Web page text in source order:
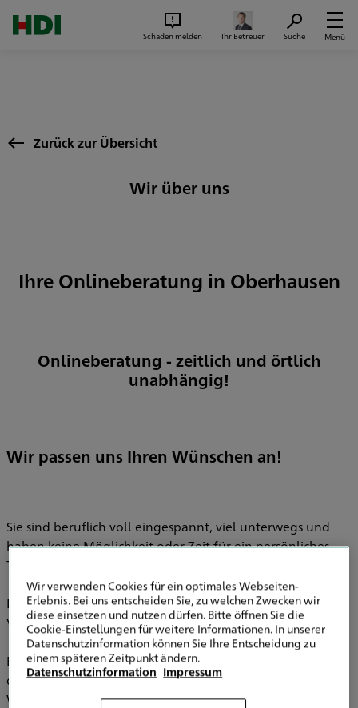
Schaden melden Ihr Betreuer Suche Menü
Zurück zur Übersicht
Wir über uns
Ihre Onlineberatung in Oberhausen
Onlineberatung - zeitlich und örtlich
unabhängig!
Wir passen uns Ihren Wünschen an!
Sie sind beruflich voll eingespannt, viel unterwegs und
haben keine Möglichkeit oder Zeit für ein persönliches
Treffen bei Ihnen zu Hause oder in unsere HDI-Agentur?
Dann vereinbaren Sie doch einfach einen
Videoberatungstermin mit uns!
Bequem von zu Hause oder in einer freien Minute aus
dem Büro. Ob hier in Oberhausen oder in den USA.
Wichtige Themen lassen sich online schnell und
Wir verwenden Cookies für ein optimales Webseiten-
Erlebnis. Bei uns entscheiden Sie, zu welchen Zwecken wir
diese einsetzen und nutzen dürfen. Bitte öffnen Sie die
Cookie-Einstellungen für weitere Informationen. In unserer
Datenschutzinformation können Sie Ihre Entscheidung zu
einem späteren Zeitpunkt ändern.
Datenschutzinformation Impressum